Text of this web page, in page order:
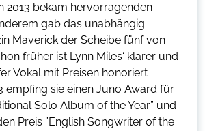
2013 bekam hervorragenden
gab das unabhängig
Maverick der Scheibe fünf von
früher ist Lynn Miles‘ klarer und
Vokal mit Preisen honoriert
empfing sie einen Juno Award für
Solo Album of the Year” und
Preis ”English Songwriter of the